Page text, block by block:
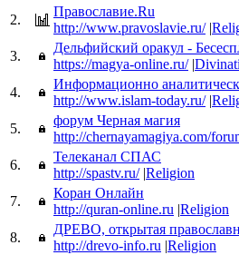
2.
Православие.Ru
http://www.pravoslavie.ru/ |
3.
Дельфийский оракул -
https://magya-online.ru/ |
4.
Информационно
http://www.islam-today.ru/ |
5.
форум Черная магия
http://chernayamagiya.com/
6.
Телеканал СПАС
http://spastv.ru/ |Religion
7.
Коран Онлайн
http://quran-online.ru |Religion
8.
ДРЕВО, открытая
http://drevo-info.ru |Religion